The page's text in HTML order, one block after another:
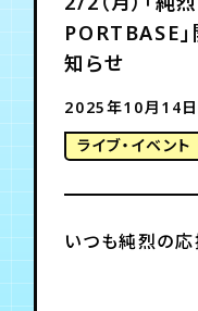
お知らせ
紹介
グッズ
会員登
チケット
FC TICKET
月会員制ファ
PORTBASE
知らせ
2025年10月14
ライブ・イベント
いつも純烈の応